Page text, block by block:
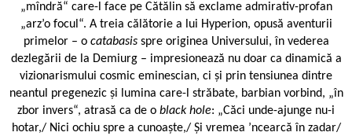
„mîndră“ care-l face pe Cătălin să exclame admirativ-profan
„arz’o focul“. A treia călătorie a lui Hyperion, opusă aventurii
primelor – o catabasis spre originea Universului, în vederea
dezlegării de la Demiurg – impresionează nu doar ca dinamică a
vizionarismului cosmic eminescian, ci și prin tensiunea dintre
neantul pregenezic și lumina care-l străbate, barbian vorbind, „în
zbor invers“, atrasă ca de o black hole: „Căci unde-ajunge nu-i
hotar,/ Nici ochiu spre a cunoaște,/ Și vremea ’ncearcă în zadar/